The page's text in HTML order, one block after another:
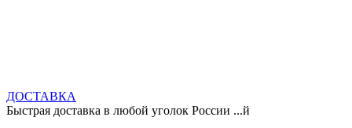
ДОСТАВКА
Быстрая доставка в любой уголок России ...й